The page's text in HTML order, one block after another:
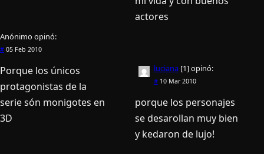
Anónimo opinó:
# 05 Feb 2010
Porque los únicos
protagonistas de la
serie són monigotes en
3D
actores
luciana[1]opinó:
#10 Mar 2010
porque los personajes
se desarollan muy bien
y kedaron de lujo!